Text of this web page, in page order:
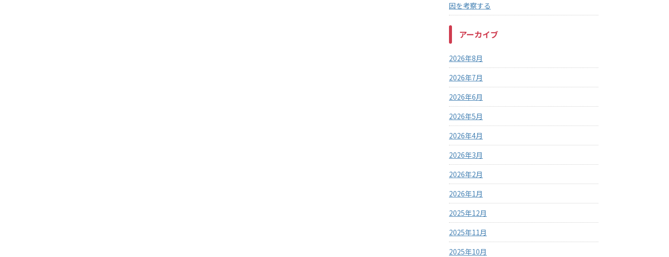
因を考察する
アーカイブ
2026年8月
2026年7月
2026年6月
2026年5月
2026年4月
2026年3月
2026年2月
2026年1月
2025年12月
2025年11月
2025年10月